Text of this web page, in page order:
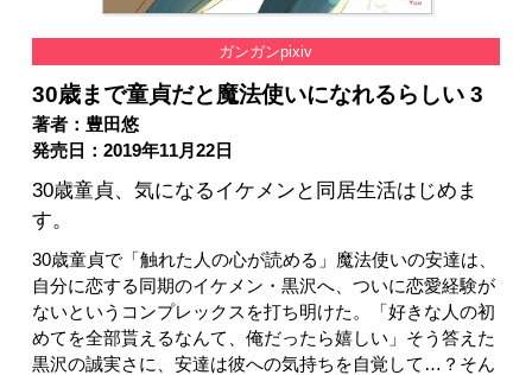
ガンガンpixiv
30歳まで童貞だと魔法使いになれるらしい 3
著者：豊田悠
発売日：2019年11月22日
30歳童貞、気になるイケメンと同居生活はじめま
す。
30歳童貞で「触れた人の心が読める」魔法使いの安達は、
自分に恋する同期のイケメン・黒沢へ、ついに恋愛経験が
ないというコンプレックスを打ち明けた。「好きな人の初
めてを全部貰えるなんて、俺だったら嬉しい」そう答えた
黒沢の誠実さに、安達は彼への気持ちを自覚して…？そん